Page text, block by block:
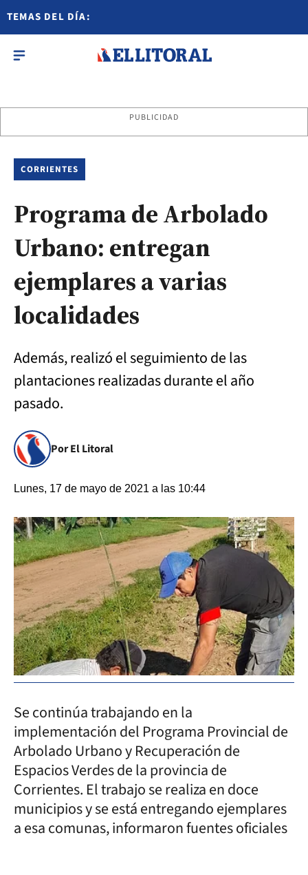
TEMAS DEL DÍA:
PUBLICIDAD
CORRIENTES
Programa de Arbolado
Urbano: entregan
ejemplares a varias
localidades
Además, realizó el seguimiento de las
plantaciones realizadas durante el año
pasado.
Por El Litoral
Lunes, 17 de mayo de 2021 a las 10:44
Se continúa trabajando en la
implementación del Programa Provincial de
Arbolado Urbano y Recuperación de
Espacios Verdes de la provincia de
Corrientes. El trabajo se realiza en doce
municipios y se está entregando ejemplares
a esa comunas, informaron fuentes oficiales